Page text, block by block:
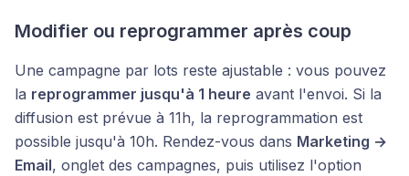
Modifier ou reprogrammer après coup
Une campagne par lots reste ajustable : vous pouvez
la reprogrammer jusqu'à 1 heure avant l'envoi. Si la
diffusion est prévue à 11h, la reprogrammation est
possible jusqu'à 10h. Rendez-vous dans Marketing →
Email, onglet des campagnes, puis utilisez l'option